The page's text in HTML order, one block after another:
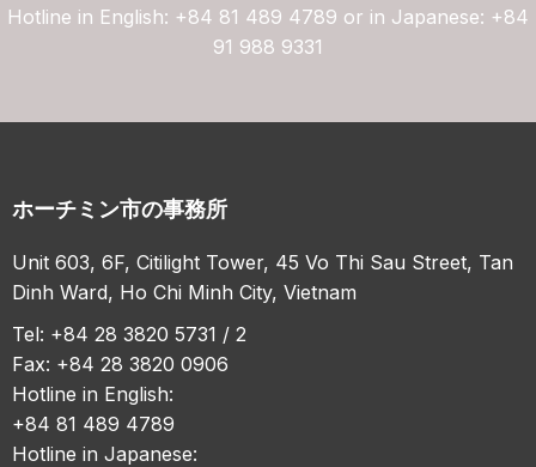
Hotline in English: +84 81 489 4789 or in Japanese: +84
91 988 9331
ホーチミン市の事務所
Unit 603, 6F, Citilight Tower, 45 Vo Thi Sau Street, Tan
Dinh Ward, Ho Chi Minh City, Vietnam
Tel: +84 28 3820 5731 / 2
Fax: +84 28 3820 0906
Hotline in English:
+84 81 489 4789
Hotline in Japanese: